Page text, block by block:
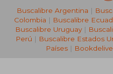
Buscalibre Argentina |
Colombia | Buscalibre
Buscalibre Uruguay|
Perú | Buscalibre Estados
Países |